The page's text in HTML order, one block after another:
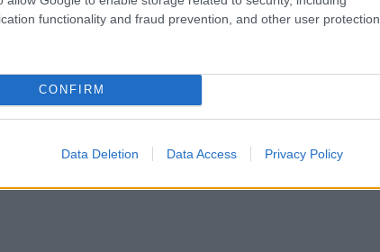
functionality and fraud prevention, and other user protection.
CONFIRM
Data Deletion Data Access Privacy Policy